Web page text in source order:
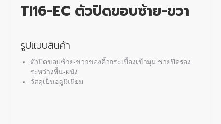
TI16-EC ตัวปิดขอบซ้าย-ขวา
รูปแบบสินค้า
ตัวปิดขอบซ้าย-ขวาของคิ้วกระเบื้องเข้ามุม ช่วยปิดร่อง
ระหว่างพื้น-ผนัง
วัสดุเป็นอลูมิเนียม